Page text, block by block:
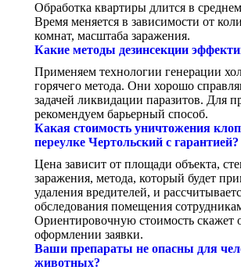
Обработка квартиры длится в
Время меняется в зависимости от
комнат, масштаба заражения.
Какие методы дезинсекции
Применяем технологии генерации
горячего метода. Они хорошо
задачей ликвидации паразитов. Для
рекомендуем барьерный способ.
Какая стоимость уничтожения
переулке Чертольский с гарантией?
Цена зависит от площади объекта,
заражения, метода, который будет
удаления вредителей, и
обследования помещения
Ориентировочную стоимость скажет
оформлении заявки.
Ваши препараты не опасны для
животных?